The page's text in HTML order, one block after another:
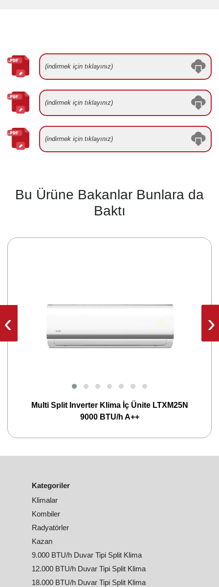
(indirmek için tıklayınız)
(indirmek için tıklayınız)
(indirmek için tıklayınız)
Bu Ürüne Bakanlar Bunlara da
Baktı
Multi Split Inverter Klima İç Ünite LTXM25N
9000 BTU/h A++
‹ ›
Kategoriler
Klimalar
Kombiler
Radyatörler
Kazan
9.000 BTU/h Duvar Tipi Split Klima
12.000 BTU/h Duvar Tipi Split Klima
18.000 BTU/h Duvar Tipi Split Klima